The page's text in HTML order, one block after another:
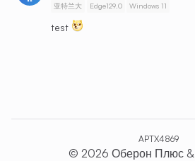
亚特兰大 Edge129.0 Windows 11
test
APTX4869
© 2026 Оберон Плюс &